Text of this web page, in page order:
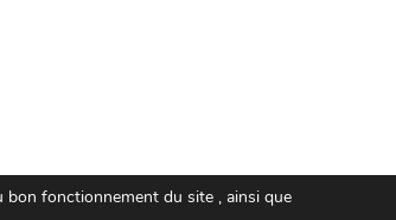
bon fonctionnement du site , ainsi que